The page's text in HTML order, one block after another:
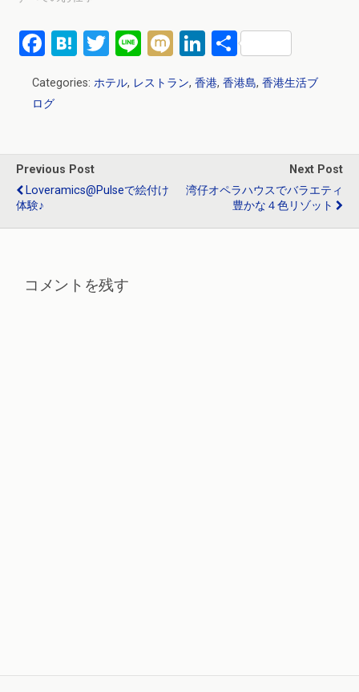
F
ce
o
o
k
H
e
a
T
tt
Li
e
M Li
n
ke
n
共
有
Categories: ホテル, レストラン, 香港, 香港島, 香港生活ブ
ログ
Previous Post
Loveramics@Pulseで絵付け
体験♪
Next Post
湾仔オペラハウスでバラエティ
豊かな４色リゾット
コメントを残す